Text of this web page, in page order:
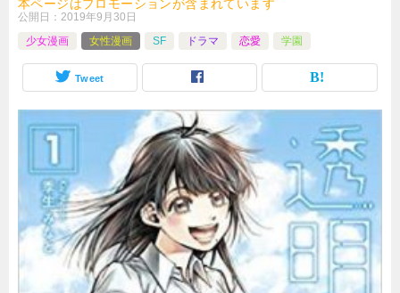
本ページはプロモーションが含まれています
公開日： 2019年9月30日
少女漫画
女性漫画 SF ドラマ 恋愛 学園
Tweet